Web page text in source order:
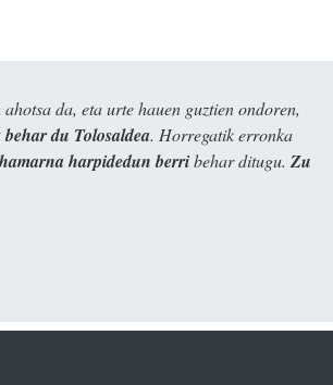
da, eta urte hauen guztien ondoren,
du Tolosaldea. Horregatik erronka
harpidedun berribehar ditugu. Zu